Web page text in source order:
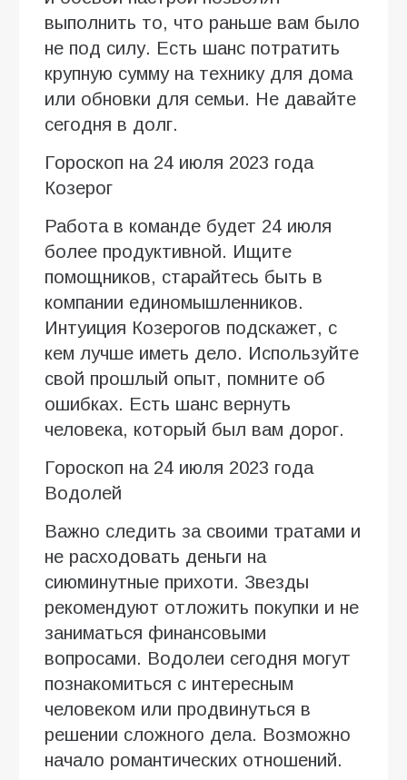
выполнить то, что раньше вам было
не под силу. Есть шанс потратить
крупную сумму на технику для дома
или обновки для семьи. Не давайте
сегодня в долг.
Гороскоп на 24 июля 2023 года
Козерог
Работа в команде будет 24 июля
более продуктивной. Ищите
помощников, старайтесь быть в
компании единомышленников.
Интуиция Козерогов подскажет, с
кем лучше иметь дело. Используйте
свой прошлый опыт, помните об
ошибках. Есть шанс вернуть
человека, который был вам дорог.
Гороскоп на 24 июля 2023 года
Водолей
Важно следить за своими тратами и
не расходовать деньги на
сиюминутные прихоти. Звезды
рекомендуют отложить покупки и не
заниматься финансовыми
вопросами. Водолеи сегодня могут
познакомиться с интересным
человеком или продвинуться в
решении сложного дела. Возможно
начало романтических отношений.